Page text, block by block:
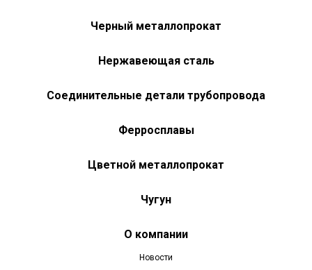
Черный металлопрокат
Нержавеющая сталь
Соединительные детали трубопровода
Ферросплавы
Цветной металлопрокат
Чугун
О компании
Новости